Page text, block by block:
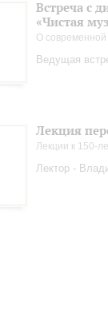
Встреча с
«Чистая
О
Ведущая
Лекция
Лекции к 150-
Лектор -